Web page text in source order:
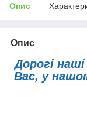
Опис
Опис
Дорогі
Вас, у